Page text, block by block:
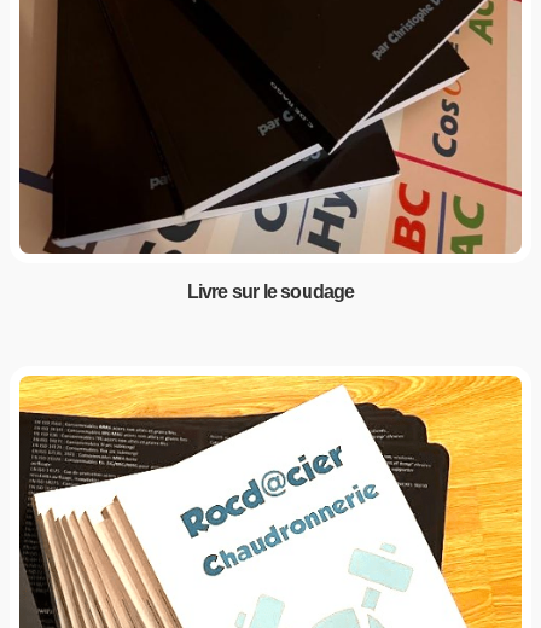
Livre sur le soudage